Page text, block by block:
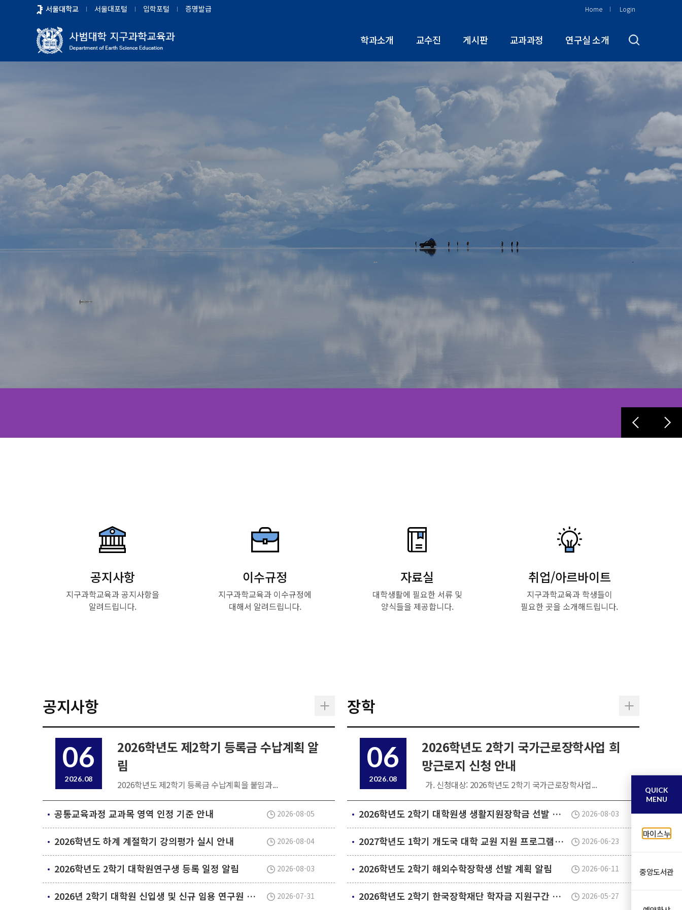
서울대학교 서울대포털 입학포털 증명발급 Home Login
학과소개 교수진 게시판 교과과정 연구실 소개
공지사항
지구과학교육과 공지사항을
알려드립니다.
이수규정
지구과학교육과 이수규정에
대해서 알려드립니다.
자료실
대학생활에 필요한 서류 및
양식들을 제공합니다.
취업/아르바이트
지구과학교육과 학생들이
필요한 곳을 소개해드립니다.
공지사항
06
2026.08
2026학년도 제2학기 등록금 수납계획 알
림
2026학년도 제2학기 등록금 수납계획을 붙임과...
공통교육과정 교과목 영역 인정 기준 안내 2026-08-05
2026학년도 하계 계절학기 강의평가 실시 안내 2026-08-04
2026학년도 2학기 대학원연구생 등록 일정 알림 2026-08-03
2026년 2학기 대학원 신입생 및 신규 임용 연구원 안전환경교육(신규교육) 실시 안내 2026-07-31
장학
06
2026.08
2026학년도 2학기 국가근로장학사업 희
망근로지 신청 안내
가. 신청대상: 2026학년도 2학기 국가근로장학사업...
2026학년도 2학기 대학원생 생활지원장학금 선발 안내 2026-08-03
2027학년도 1학기 개도국 대학 교원 지원 프로그램(SPF)장학생 선발 안내 2026-06-23
2026학년도 2학기 해외수학장학생 선발 계획 알림 2026-06-11
2026학년도 2학기 한국장학재단 학자금 지원구간 산정 신청 안내 2026-05-27
QUICK
MENU
마이스누
중앙도서관